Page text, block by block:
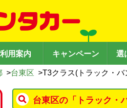
用案内 キャンペーン 選
>台東区 >T3クラス(トラック・バ
台東区の「トラック・